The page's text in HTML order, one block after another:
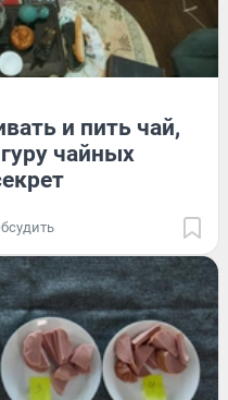
и пить чай,
чайных